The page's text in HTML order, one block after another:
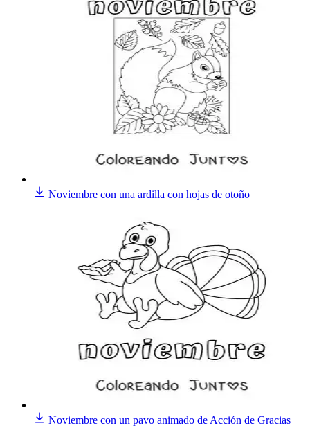
Noviembre con una ardilla con hojas de otoño
Noviembre con un pavo animado de Acción de Gracias